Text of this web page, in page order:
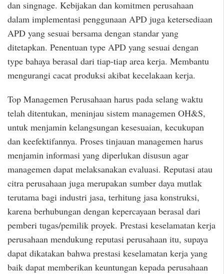
dan singnage. Kebijakan dan komitmen perusahaan
dalam implementasi penggunaan APD juga ketersediaan
APD yang sesuai bersama dengan standar yang
ditetapkan. Penentuan type APD yang sesuai dengan
type bahaya berasal dari tiap-tiap area kerja. Membantu
mengurangi cacat produksi akibat kecelakaan kerja.
Top Managemen Perusahaan harus pada selang waktu
telah ditentukan, meninjau sistem managemen OH&S,
untuk menjamin kelangsungan kesesuaian, kecukupan
dan keefektifannya. Proses tinjauan managemen harus
menjamin informasi yang diperlukan disusun agar
managemen dapat melaksanakan evaluasi. Reputasi atau
citra perusahaan juga merupakan sumber daya mutlak
terutama bagi industri jasa, terhitung jasa konstruksi,
karena berhubungan dengan kepercayaan berasal dari
pemberi tugas/pemilik proyek. Prestasi keselamatan kerja
perusahaan mendukung reputasi perusahaan itu, supaya
dapat dikatakan bahwa prestasi keselamatan kerja yang
baik dapat memberikan keuntungan kepada perusahaan